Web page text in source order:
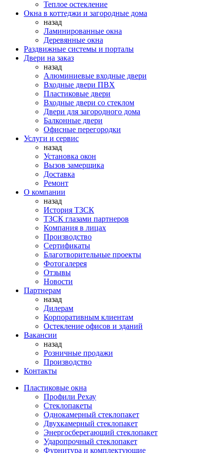
Теплое остекление
Окна в коттеджи и загородные дома
назад
Ламинированные окна
Деревянные окна
Раздвижные системы и порталы
Двери на заказ
назад
Алюминиевые входные двери
Входные двери ПВХ
Пластиковые двери
Входные двери со стеклом
Двери для загородного дома
Балконные двери
Офисные перегородки
Услуги и сервис
назад
Установка окон
Вызов замерщика
Доставка
Ремонт
О компании
назад
История ТЗСК
ТЗСК глазами партнеров
Компания в лицах
Производство
Сертификаты
Благотворительные проекты
Фотогалерея
Отзывы
Новости
Партнерам
назад
Дилерам
Корпоративным клиентам
Остекление офисов и зданий
Вакансии
назад
Розничные продажи
Производство
Контакты
Пластиковые окна
Профили Рехау
Стеклопакеты
Однокамерный стеклопакет
Двухкамерный стеклопакет
Энергосберегающий стеклопакет
Ударопрочный стеклопакет
Фурнитура и комплектующие